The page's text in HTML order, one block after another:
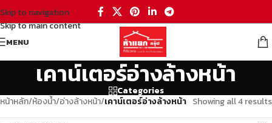
Skip to navigation
Skip to main content
MENU
เคาน์เตอร์อ่างล้างหน้า
Categories
หน้าหลัก/ห้องน้ำ/อ่างล้างหน้า/เคาน์เตอร์อ่างล้างหน้า Showing all 4 results